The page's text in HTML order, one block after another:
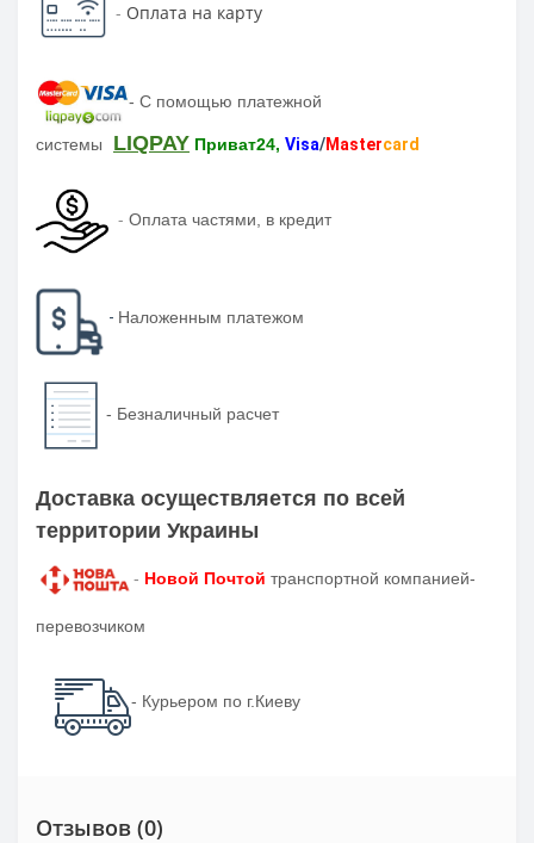
- Оплата на карту
- С помощью платежной
системы LIQPAY Приват24, Visa/Mastercard
- Оплата частями, в кредит
- Наложенным платежом
- Безналичный расчет
Доставка осуществляется по всей
территории Украины
- Новой Почтой транспортной компанией-
перевозчиком
- Курьером по г.Киеву
Отзывов (0)